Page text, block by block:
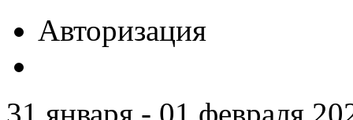
Авторизация